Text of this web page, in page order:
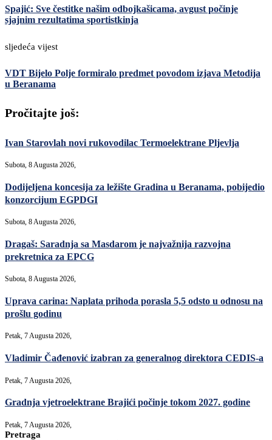
Spajić: Sve čestitke našim odbojkašicama, avgust počinje
sjajnim rezultatima sportistkinja
sljedeća vijest
VDT Bijelo Polje formiralo predmet povodom izjava Metodija
u Beranama
Pročitajte još:
Ivan Starovlah novi rukovodilac Termoelektrane Pljevlja
Subota, 8 Augusta 2026,
Dodijeljena koncesija za ležište Gradina u Beranama, pobijedio
konzorcijum EGPDGI
Subota, 8 Augusta 2026,
Dragaš: Saradnja sa Masdarom je najvažnija razvojna
prekretnica za EPCG
Subota, 8 Augusta 2026,
Uprava carina: Naplata prihoda porasla 5,5 odsto u odnosu na
prošlu godinu
Petak, 7 Augusta 2026,
Vladimir Čađenović izabran za generalnog direktora CEDIS-a
Petak, 7 Augusta 2026,
Gradnja vjetroelektrane Brajići počinje tokom 2027. godine
Petak, 7 Augusta 2026,
Pretraga